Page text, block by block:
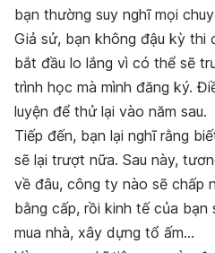
bạn thường suy nghĩ mọi
Giả sử, bạn không đậu kỳ thi
bắt đầu lo lắng vì có thể sẽ
trình học mà mình đăng ký.
luyện để thử lại vào năm sau.
Tiếp đến, bạn lại nghĩ rằng
sẽ lại trượt nữa. Sau này,
về đâu, công ty nào sẽ chấp
bằng cấp, rồi kinh tế của
mua nhà, xây dựng tổ ấm…